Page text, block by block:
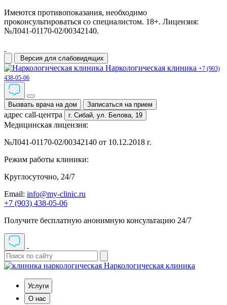
Имеются противопоказания, необходимо
проконсультироваться со специалистом. 18+. Лицензия:
№Л041-01170-02/00342140.
Версия для слабовидящих
Наркологическая клиника +7 (903)
438-05-06
Вызвать врача на дом Записаться на прием
адрес call-центра г. Сибай, ул. Белова, 19
Медицинская лицензия:
№Л041-01170-02/00342140 от 10.12.2018 г.
Режим работы клиники:
Круглосуточно, 24/7
Email: info@my-clinic.ru
+7 (903) 438-05-06
Получите бесплатную анонимную консультацию 24/7
Наркологическая клиника
Услуги
О нас